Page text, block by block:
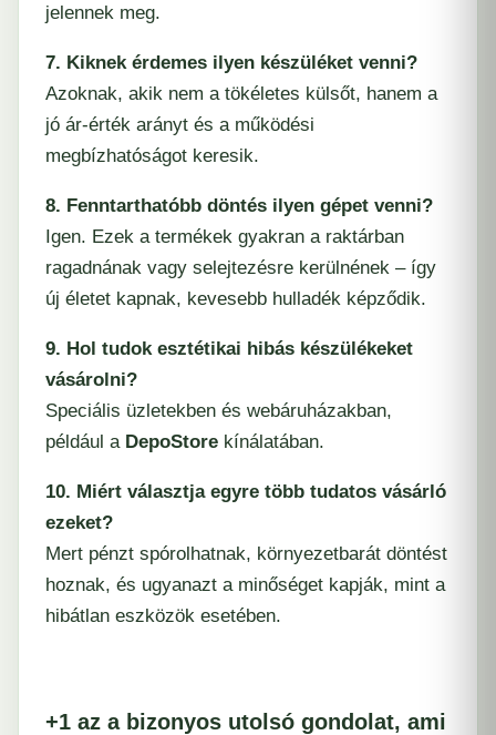
jelennek meg.
7. Kiknek érdemes ilyen készüléket venni?
Azoknak, akik nem a tökéletes külsőt, hanem a
jó ár-érték arányt és a működési
megbízhatóságot keresik.
8. Fenntarthatóbb döntés ilyen gépet venni?
Igen. Ezek a termékek gyakran a raktárban
ragadnának vagy selejtezésre kerülnének – így
új életet kapnak, kevesebb hulladék képződik.
9. Hol tudok esztétikai hibás készülékeket
vásárolni?
Speciális üzletekben és webáruházakban,
például a DepoStore kínálatában.
10. Miért választja egyre több tudatos vásárló
ezeket?
Mert pénzt spórolhatnak, környezetbarát döntést
hoznak, és ugyanazt a minőséget kapják, mint a
hibátlan eszközök esetében.
+1 az a bizonyos utolsó gondolat, ami